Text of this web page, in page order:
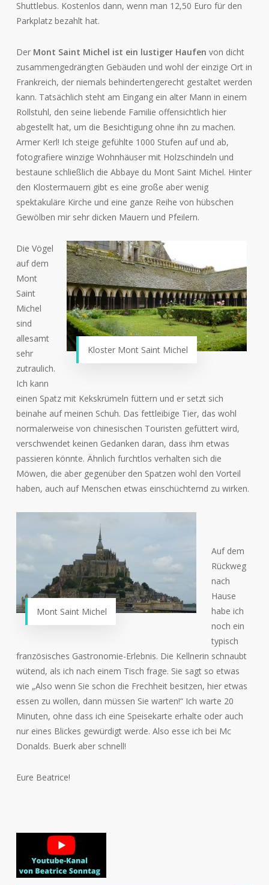
Shuttlebus. Kostenlos dann, wenn man 12,50 Euro für den
Parkplatz bezahlt hat.
DerMont Saint Michel ist ein lustiger Haufen von dicht
zusammengedrängten Gebäuden und wohl der einzige Ort in
Frankreich, der niemals behindertengerecht gestaltet werden
kann. Tatsächlich steht am Eingang ein alter Mann in einem
Rollstuhl, den seine liebende Familie offensichtlich hier
abgestellt hat, um die Besichtigung ohne ihn zu machen.
Armer Kerl! Ich steige gefühlte 1000 Stufen auf und ab,
fotografiere winzige Wohnhäuser mit Holzschindeln und
bestaune schließlich die Abbaye du Mont Saint Michel. Hinter
den Klostermauern gibt es eine große aber wenig
spektakuläre Kirche und eine ganze Reihe von hübschen
Gewölben mir sehr dicken Mauern und Pfeilern.
Kloster Mont Saint Michel
Die Vögel
auf dem
Mont
Saint
Michel
sind
allesamt
sehr
zutraulich.
Ich kann
einen Spatz mit Kekskrümeln füttern und er setzt sich
beinahe auf meinen Schuh. Das fettleibige Tier, das wohl
normalerweise von chinesischen Touristen gefüttert wird,
verschwendet keinen Gedanken daran, dass ihm etwas
passieren könnte. Ähnlich furchtlos verhalten sich die
Möwen, die aber gegenüber den Spatzen wohl den Vorteil
haben, auch auf Menschen etwas einschüchternd zu wirken.
Mont Saint Michel
Auf dem
Rückweg
nach
Hause
habe ich
noch ein
typisch
französisches Gastronomie-Erlebnis. Die Kellnerin schnaubt
wütend, als ich nach einem Tisch frage. Sie sagt so etwas
wie „Also wenn Sie schon die Frechheit besitzen, hier etwas
essen zu wollen, dann müssen Sie warten!“ Ich warte 20
Minuten, ohne dass ich eine Speisekarte erhalte oder auch
nur eines Blickes gewürdigt werde. Also esse ich bei Mc
Donalds. Buerk aber schnell!
Eure Beatrice!